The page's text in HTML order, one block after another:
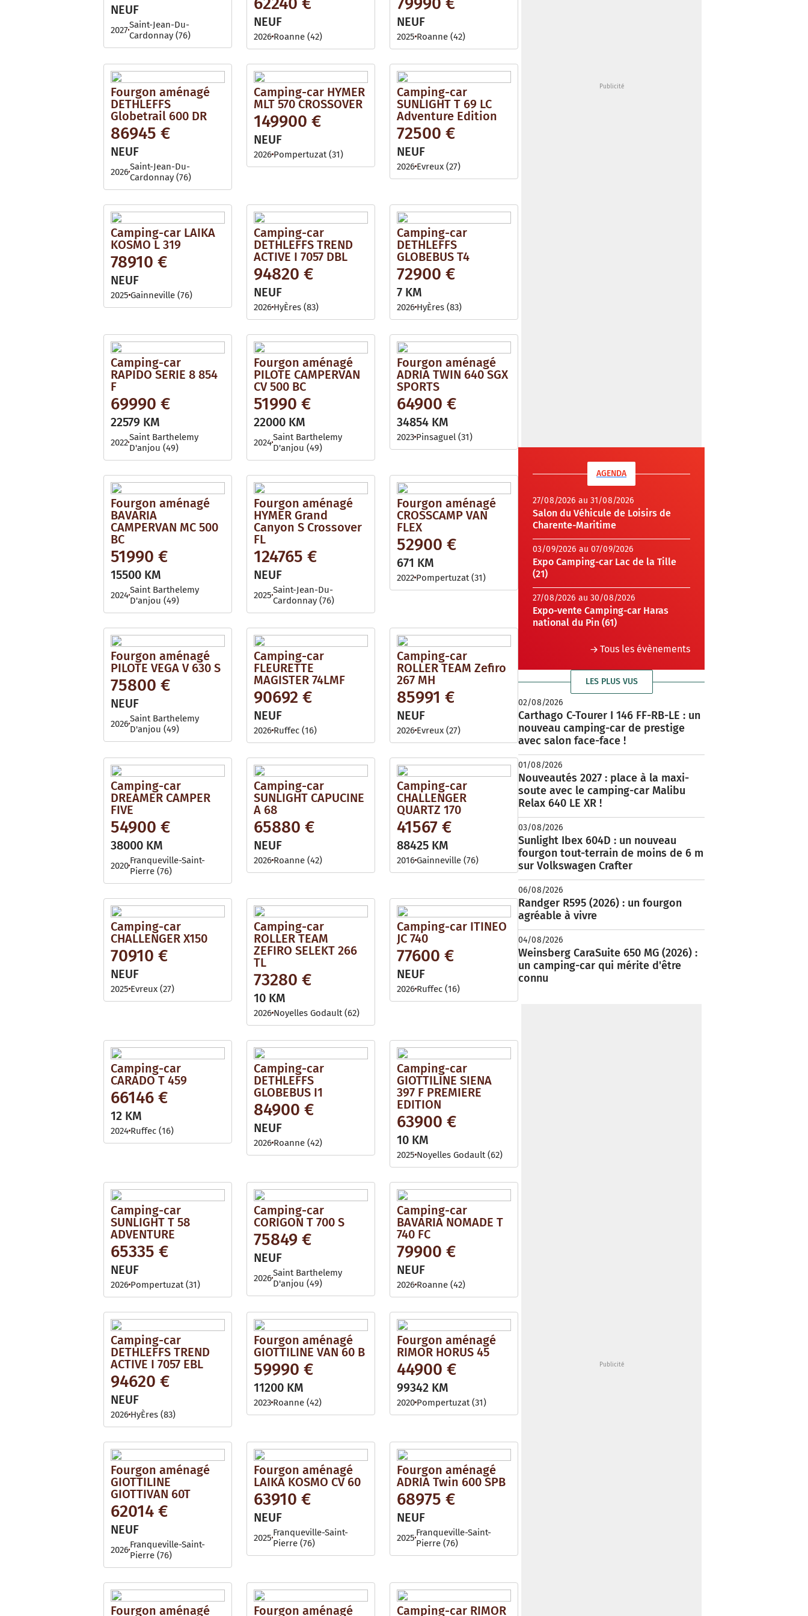
l
e
l
b
e
NEUF
2027Saint-Jean-Du-
Cardonnay (76)
NEUF
2026 Roanne (42)
NEUF
2025 Roanne (42)
Fourgon aménagé
DETHLEFFS
Globetrail 600 DR
86945 €
NEUF
2026Saint-Jean-Du-
Cardonnay (76)
Camping-car HYMER
MLT 570 CROSSOVER
149900 €
NEUF
2026 Pompertuzat (31)
Camping-car
SUNLIGHT T 69 LC
Adventure Edition
72500 €
NEUF
2026 Evreux (27)
Camping-car LAIKA
KOSMO L 319
78910 €
NEUF
2025 Gainneville (76)
Camping-car
DETHLEFFS TREND
ACTIVE I 7057 DBL
94820 €
NEUF
2026 HyÈres (83)
Camping-car
DETHLEFFS
GLOBEBUS T4
72900 €
7 KM
2026 HyÈres (83)
Camping-car
RAPIDO SERIE 8 854
F
69990 €
22579 KM
2022Saint Barthelemy
D'anjou (49)
Fourgon aménagé
PILOTE CAMPERVAN
CV 500 BC
51990 €
22000 KM
2024Saint Barthelemy
D'anjou (49)
Fourgon aménagé
ADRIA TWIN 640 SGX
SPORTS
64900 €
34854 KM
2023 Pinsaguel (31)
Fourgon aménagé
BAVARIA
CAMPERVAN MC 500
BC
51990 €
15500 KM
2024Saint Barthelemy
D'anjou (49)
Fourgon aménagé
HYMER Grand
Canyon S Crossover
FL
124765 €
NEUF
2025Saint-Jean-Du-
Cardonnay (76)
Fourgon aménagé
CROSSCAMP VAN
FLEX
52900 €
671 KM
2022 Pompertuzat (31)
Fourgon aménagé
PILOTE VEGA V 630 S
75800 €
NEUF
2026Saint Barthelemy
D'anjou (49)
Camping-car
FLEURETTE
MAGISTER 74LMF
90692 €
NEUF
2026 Ruffec (16)
Camping-car
ROLLER TEAM Zefiro
267 MH
85991 €
NEUF
2026 Evreux (27)
Camping-car
DREAMER CAMPER
FIVE
54900 €
38000 KM
2020Franqueville-Saint-
Pierre (76)
Camping-car
SUNLIGHT CAPUCINE
A 68
65880 €
NEUF
2026 Roanne (42)
Camping-car
CHALLENGER
QUARTZ 170
41567 €
88425 KM
2016Gainneville (76)
Camping-car
CHALLENGER X150
70910 €
NEUF
2025 Evreux (27)
Camping-car
ROLLER TEAM
ZEFIRO SELEKT 266
TL
73280 €
10 KM
2026 Noyelles Godault (62)
Camping-car ITINEO
JC 740
77600 €
NEUF
2026 Ruffec (16)
Camping-car
CARADO T 459
66146 €
12 KM
2024 Ruffec (16)
Camping-car
DETHLEFFS
GLOBEBUS I1
84900 €
NEUF
2026 Roanne (42)
Camping-car
GIOTTILINE SIENA
397 F PREMIERE
EDITION
63900 €
10 KM
2025 Noyelles Godault (62)
Camping-car
SUNLIGHT T 58
ADVENTURE
65335 €
NEUF
2026 Pompertuzat (31)
Camping-car
CORIGON T 700 S
75849 €
NEUF
2026Saint Barthelemy
D'anjou (49)
Camping-car
BAVARIA NOMADE T
740 FC
79900 €
NEUF
2026 Roanne (42)
Camping-car
DETHLEFFS TREND
ACTIVE I 7057 EBL
94620 €
NEUF
2026 HyÈres (83)
Fourgon aménagé
GIOTTILINE VAN 60 B
59990 €
11200 KM
2023 Roanne (42)
Fourgon aménagé
RIMOR HORUS 45
44900 €
99342 KM
2020 Pompertuzat (31)
Fourgon aménagé
GIOTTILINE
GIOTTIVAN 60T
62014 €
NEUF
2026Franqueville-Saint-
Pierre (76)
Fourgon aménagé
LAIKA KOSMO CV 60
63910 €
NEUF
2025 Franqueville-Saint-
Pierre (76)
Fourgon aménagé
ADRIA Twin 600 SPB
68975 €
NEUF
2025 Franqueville-Saint-
Pierre (76)
Fourgon aménagé
Fourgon aménagé
Camping-car RIMOR
AGENDA
27/08/2026 au 31/08/2026
Salon du Véhicule de Loisirs de
Charente-Maritime
03/09/2026 au 07/09/2026
Expo Camping-car Lac de la Tille
(21)
27/08/2026 au 30/08/2026
Expo-vente Camping-car Haras
national du Pin (61)
Tous les évènements
LES PLUS VUS
02/08/2026
Carthago C-Tourer I 146 FF-RB-LE : un
nouveau camping-car de prestige
avec salon face-face !
01/08/2026
Nouveautés 2027 : place à la maxi-
soute avec le camping-car Malibu
Relax 640 LE XR !
03/08/2026
Sunlight Ibex 604D : un nouveau
fourgon tout-terrain de moins de 6 m
sur Volkswagen Crafter
06/08/2026
Randger R595 (2026) : un fourgon
agréable à vivre
04/08/2026
Weinsberg CaraSuite 650 MG (2026) :
un camping-car qui mérite d'être
connu